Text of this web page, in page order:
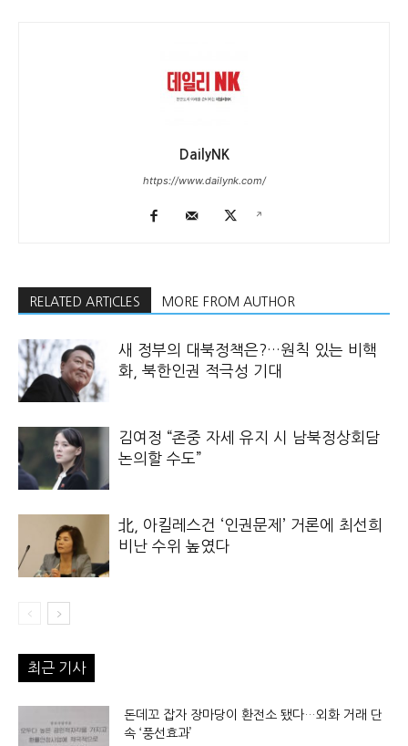
DailyNK
https://www.dailynk.com/
RELATED ARTICLES MORE FROM AUTHOR
새 정부의 대북정책은?…원칙 있는 비핵
화, 북한인권 적극성 기대
김여정 “존중 자세 유지 시 남북정상회담
논의할 수도”
北, 아킬레스건 ‘인권문제’ 거론에 최선희
비난 수위 높였다
최근 기사
돈데꼬 잡자 장마당이 환전소 됐다…외화 거래 단
속 ‘풍선효과’